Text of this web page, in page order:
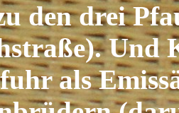
den drei
Und
als